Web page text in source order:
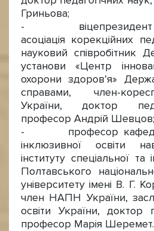
Гриньова;
- віцепрезидент
асоціація корекційних
науковий співробітник
установи «Центр
охорони здоров’я»
справами, член-
України, доктор
професор Андрій Шевцов;
- професор кафедри
інклюзивної освіти
інституту спеціальної та
Полтавського
університету імені В. Г.
член НАПН України,
освіти України, доктор
професор Марія Шеремет.